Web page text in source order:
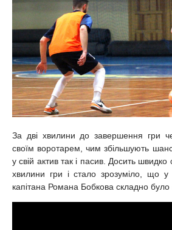
За дві хвилини до завершення гри
своїм воротарем, чим збільшують
у свій актив так і пасив. Досить
хвилини гри і стало зрозуміло, що
капітана Романа Бобкова складно було